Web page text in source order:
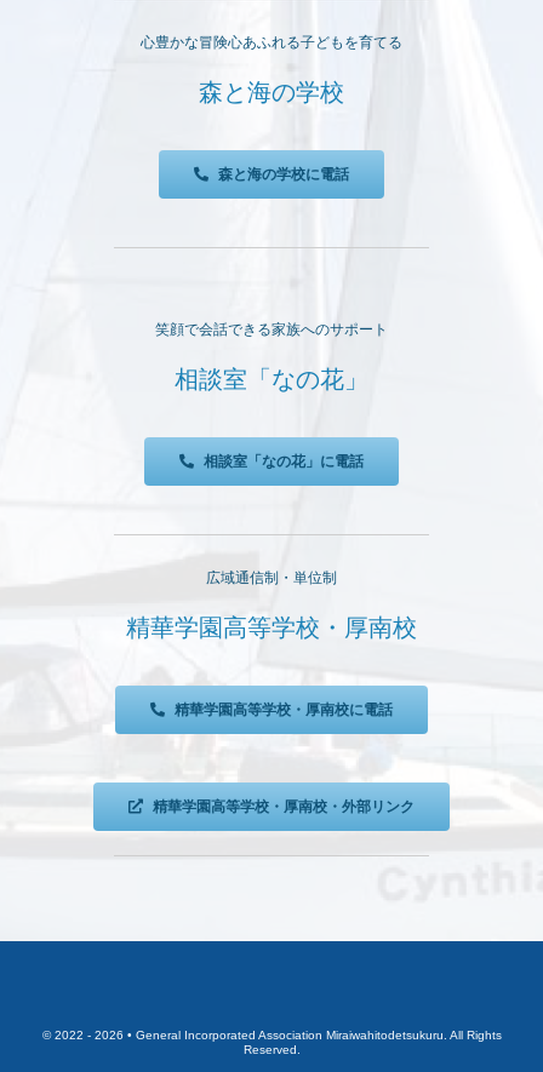
心豊かな冒険心あふれる子どもを育てる
森と海の学校
森と海の学校に電話
笑顔で会話できる家族へのサポート
相談室「なの花」
相談室「なの花」に電話
広域通信制・単位制
精華学園高等学校・厚南校
精華学園高等学校・厚南校に電話
精華学園高等学校・厚南校・外部リンク
© 2022 - 2026 • General Incorporated Association Miraiwahitodetsukuru. All Rights
Reserved.